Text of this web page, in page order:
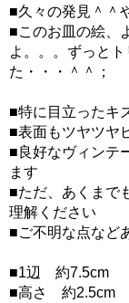
■久々の発見＾＾
■このお皿の絵、
よ。。。ずっと
た・・・＾＾；
■特に目立ったキ
■表面もツヤツヤ
■良好なヴィンテ
ます
■ただ、あくまで
理解ください
■ご不明な点など
■1辺 約7.5cm
■高さ 約2.5cm